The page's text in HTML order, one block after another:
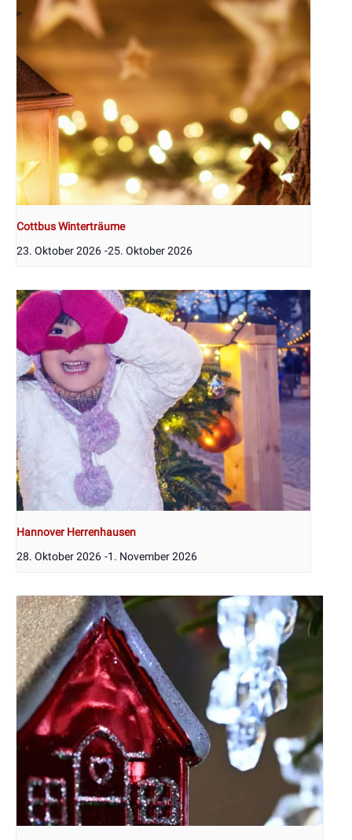
Cottbus Winterträume
23. Oktober 2026 -25. Oktober 2026
Hannover Herrenhausen
28. Oktober 2026 -1. November 2026